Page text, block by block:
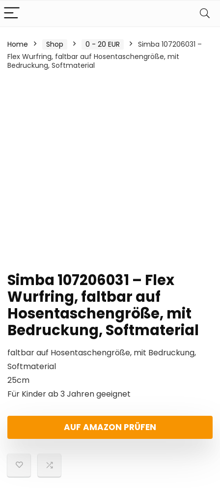
Home Shop 0 - 20 EUR
Simba 107206031 –
Flex Wurfring, faltbar auf Hosentaschengröße, mit
Bedruckung, Softmaterial
Simba 107206031 – Flex
Wurfring, faltbar auf
Hosentaschengröße, mit
Bedruckung, Softmaterial
faltbar auf Hosentaschengröße, mit Bedruckung,
Softmaterial
25cm
Für Kinder ab 3 Jahren geeignet
AUF AMAZON PRÜFEN